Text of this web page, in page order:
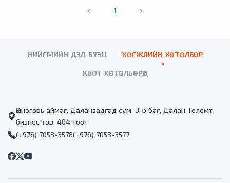
1
НИЙГМИЙН ДЭД БҮТЭЦ ХӨГЖЛИЙН ХӨТӨЛБӨР
КВОТ ХӨТӨЛБӨРҮҮД
Өмнөговь аймаг, Даланзадгад сум, 3-р баг, Далан, Голомт
бизнес төв, 404 тоот
(+976) 7053-3578(+976) 7053-3577